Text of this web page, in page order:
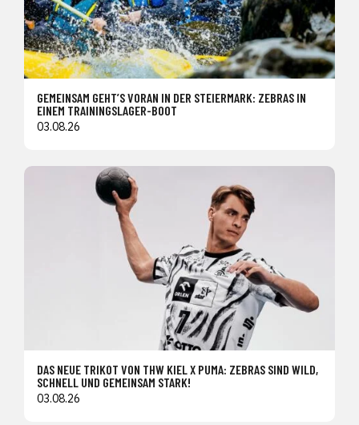
GEMEINSAM GEHT’S VORAN IN DER STEIERMARK: ZEBRAS IN
EINEM TRAININGSLAGER-BOOT
03.08.26
DAS NEUE TRIKOT VON THW KIEL X PUMA: ZEBRAS SIND WILD,
SCHNELL UND GEMEINSAM STARK!
03.08.26